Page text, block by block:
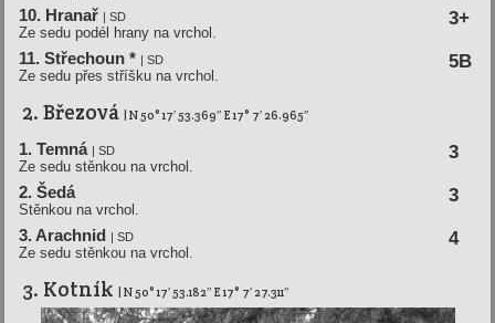
10. Hranař | SD 3+
Ze sedu podél hrany na vrchol.
11. Střechoun * | SD 5B
Ze sedu přes stříšku na vrchol.
2. Březová | N 50° 17′ 53.369″ E 17° 7′ 26.965″
1. Temná | SD 3
Ze sedu stěnkou na vrchol.
2. Šedá 3
Stěnkou na vrchol.
3. Arachnid | SD 4
Ze sedu stěnkou na vrchol.
3. Kotní­k | N 50° 17′ 53.182″ E 17° 7′ 27.311″